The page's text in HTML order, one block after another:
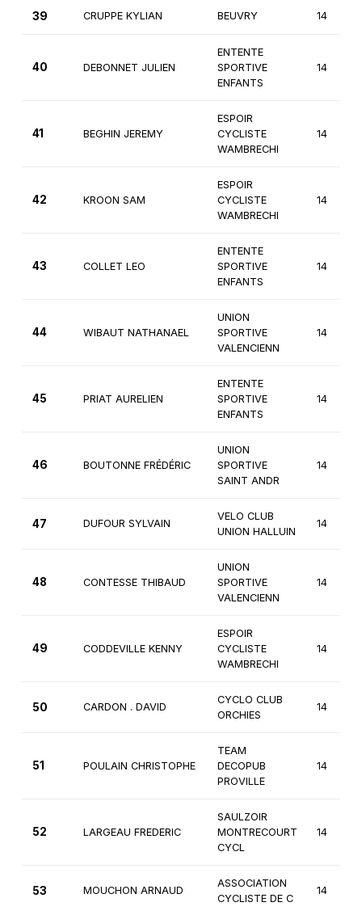
39 CRUPPE KYLIAN BEUVRY 14
40 DEBONNET JULIEN
ENTENTE
SPORTIVE
ENFANTS
14
41 BEGHIN JEREMY
ESPOIR
CYCLISTE
WAMBRECHI
14
42 KROON SAM
ESPOIR
CYCLISTE
WAMBRECHI
14
43 COLLET LEO
ENTENTE
SPORTIVE
ENFANTS
14
44 WIBAUT NATHANAEL
UNION
SPORTIVE
VALENCIENN
14
45 PRIAT AURELIEN
ENTENTE
SPORTIVE
ENFANTS
14
46 BOUTONNE FRÉDÉRIC
UNION
SPORTIVE
SAINT ANDR
14
47 DUFOUR SYLVAIN
VELO CLUB
UNION HALLUIN
14
48 CONTESSE THIBAUD
UNION
SPORTIVE
VALENCIENN
14
49 CODDEVILLE KENNY
ESPOIR
CYCLISTE
WAMBRECHI
14
50 CARDON . DAVID
CYCLO CLUB
ORCHIES
14
51 POULAIN CHRISTOPHE
TEAM
DECOPUB
PROVILLE
14
52 LARGEAU FREDERIC
SAULZOIR
MONTRECOURT
CYCL
14
53 MOUCHON ARNAUD
ASSOCIATION
CYCLISTE DE C
14